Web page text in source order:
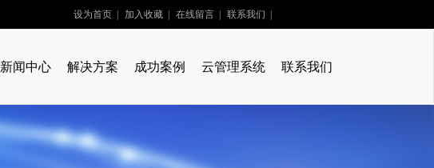
设为首页 加入收藏 在线留言 联系我们
新闻中心 解决方案 成功案例 云管理系统 联系我们